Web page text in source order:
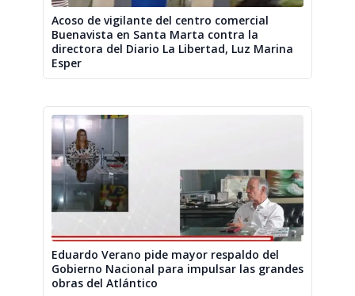
Acoso de vigilante del centro comercial
Buenavista en Santa Marta contra la
directora del Diario La Libertad, Luz Marina
Esper
Eduardo Verano pide mayor respaldo del
Gobierno Nacional para impulsar las grandes
obras del Atlántico